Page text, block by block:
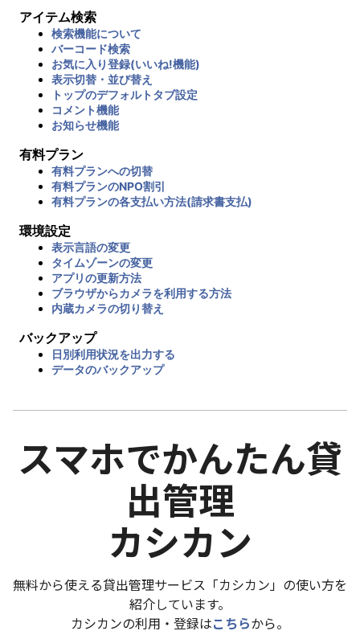
アイテム検索
検索機能について
バーコード検索
お気に入り登録(いいね!機能)
表示切替・並び替え
トップのデフォルトタブ設定
コメント機能
お知らせ機能
有料プラン
有料プランへの切替
有料プランのNPO割引
有料プランの各支払い方法(請求書支払)
環境設定
表示言語の変更
タイムゾーンの変更
アプリの更新方法
ブラウザからカメラを利用する方法
内蔵カメラの切り替え
バックアップ
日別利用状況を出力する
データのバックアップ
スマホでかんたん貸
出管理
カシカン
無料から使える貸出管理サービス「カシカン」の使い方を
紹介しています。
カシカンの利用・登録はこちらから。